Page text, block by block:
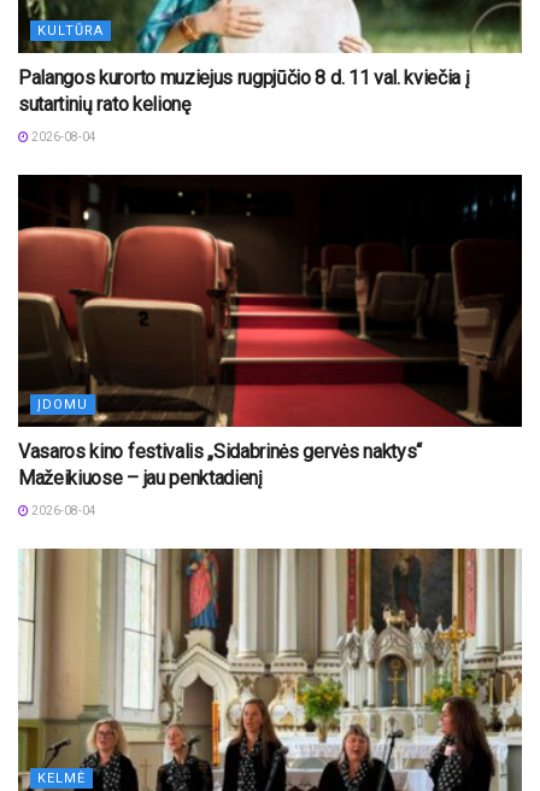
KULTŪRA
Palangos kurorto muziejus rugpjūčio 8 d. 11 val. kviečia į
sutartinių rato kelionę
2026-08-04
ĮDOMU
Vasaros kino festivalis „Sidabrinės gervės naktys“
Mažeikiuose – jau penktadienį
2026-08-04
KELMĖ